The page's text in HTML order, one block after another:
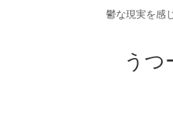
鬱な現実を感
うつ